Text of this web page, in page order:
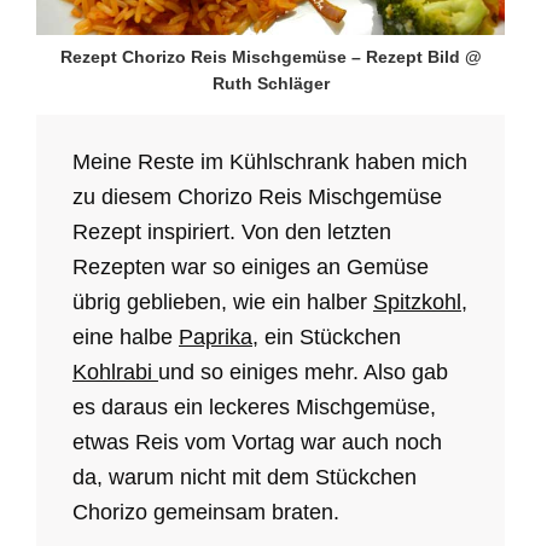
Rezept Chorizo Reis Mischgemüse – Rezept Bild @
Ruth Schläger
Meine Reste im Kühlschrank haben mich
zu diesem Chorizo Reis Mischgemüse
Rezept inspiriert. Von den letzten
Rezepten war so einiges an Gemüse
übrig geblieben, wie ein halber Spitzkohl ,
eine halbe Paprika, ein Stückchen
Kohlrabi und so einiges mehr. Also gab
es daraus ein leckeres Mischgemüse,
etwas Reis vom Vortag war auch noch
da, warum nicht mit dem Stückchen
Chorizo gemeinsam braten.